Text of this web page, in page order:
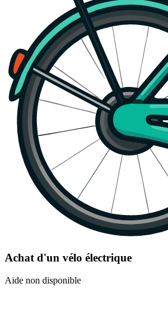
Achat d'un vélo électrique
Aide non disponible